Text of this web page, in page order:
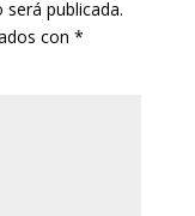
publicada.
con *